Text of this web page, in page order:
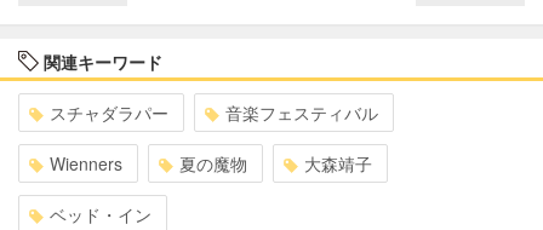
関連キーワード
スチャダラパー 音楽フェスティバル
Wienners 夏の魔物 大森靖子
ベッド・イン